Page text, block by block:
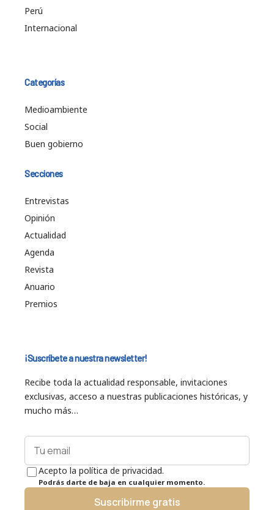
Perú
Internacional
Categorías
Medioambiente
Social
Buen gobierno
Secciones
Entrevistas
Opinión
Actualidad
Agenda
Revista
Anuario
Premios
¡Suscríbete a nuestra newsletter!
Recibe toda la actualidad responsable, invitaciones
exclusivas, acceso a nuestras publicaciones históricas, y
mucho más…
Acepto la política de privacidad.
Podrás darte de baja en cualquier momento.
Suscribirme gratis